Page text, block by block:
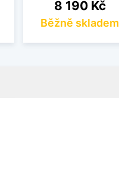
Cena
8 190 Kč
Běžně skladem